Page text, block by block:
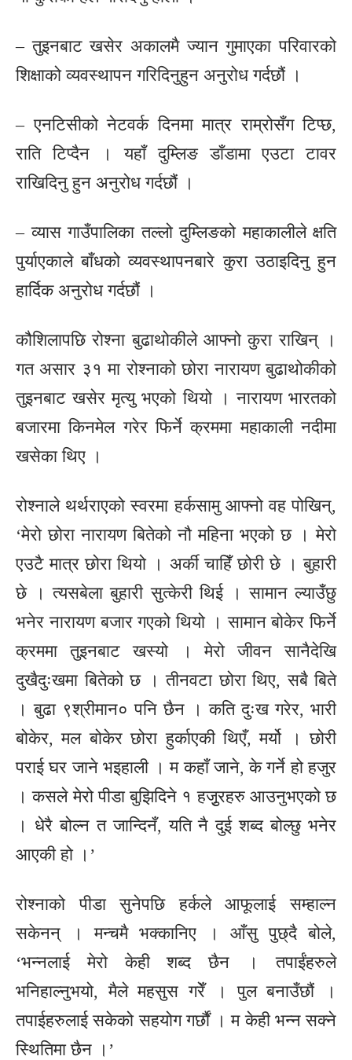
– तुइनबाट खसेर अकालमै ज्यान गुमाएका परिवारको
शिक्षाको व्यवस्थापन गरिदिनुहुन अनुरोध गर्दछौं ।
– एनटिसीको नेटवर्क दिनमा मात्र राम्रोसँग टिप्छ,
राति टिप्दैन । यहाँ दुम्लिङ डाँडामा एउटा टावर
राखिदिनु हुन अनुरोध गर्दछौं ।
– व्यास गाउँपालिका तल्लो दुम्लिङको महाकालीले क्षति
पुर्याएकाले बाँधको व्यवस्थापनबारे कुरा उठाइदिनु हुन
हार्दिक अनुरोध गर्दछौं ।
कौशिलापछि रोश्ना बुढाथोकीले आफ्नो कुरा राखिन् ।
गत असार ३१ मा रोश्नाको छोरा नारायण बुढाथोकीको
तुइनबाट खसेर मृत्यु भएको थियो । नारायण भारतको
बजारमा किनमेल गरेर फिर्ने क्रममा महाकाली नदीमा
खसेका थिए ।
रोश्नाले थर्थराएको स्वरमा हर्कसामु आफ्नो वह पोखिन्,
‘मेरो छोरा नारायण बितेको नौ महिना भएको छ । मेरो
एउटै मात्र छोरा थियो । अर्की चाहिँ छोरी छे । बुहारी
छे । त्यसबेला बुहारी सुत्केरी थिई । सामान ल्याउँछु
भनेर नारायण बजार गएको थियो । सामान बोकेर फिर्ने
क्रममा तुइनबाट खस्यो । मेरो जीवन सानैदेखि
दुखैदुःखमा बितेको छ । तीनवटा छोरा थिए, सबै बिते
। बुढा ९श्रीमान० पनि छैन । कति दुःख गरेर, भारी
बोकेर, मल बोकेर छोरा हुर्काएकी थिएँ, मर्यो । छोरी
पराई घर जाने भइहाली । म कहाँ जाने, के गर्ने हो हजुर
। कसले मेरो पीडा बुझिदिने १ हजुृरहरु आउनुभएको छ
। धेरै बोल्न त जान्दिनँ, यति नै दुई शब्द बोल्छु भनेर
आएकी हो ।’
रोश्नाको पीडा सुनेपछि हर्कले आफूलाई सम्हाल्न
सकेनन् । मन्चमै भक्कानिए । आँसु पुछ्दै बोले,
‘भन्नलाई मेरो केही शब्द छैन । तपाईंहरुले
भनिहाल्नुभयो, मैले महसुस गरेँ । पुल बनाउँछौं ।
तपाईहरुलाई सकेको सहयोग गर्छौं । म केही भन्न सक्ने
स्थितिमा छैन ।’